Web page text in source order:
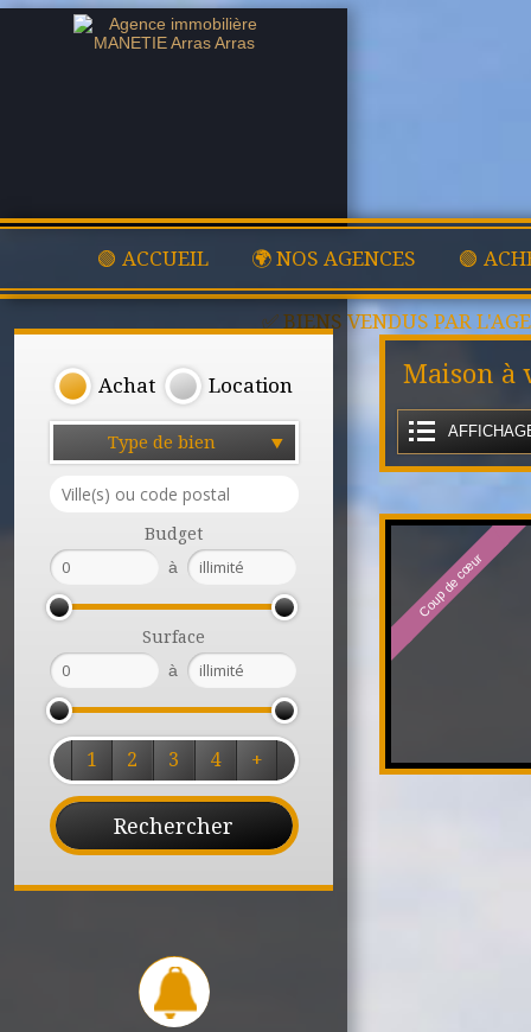
🟢 ACCUEIL 🌍 NOS AGENCES 🟢
✅ BIENS VENDUS PAR
Achat Location
Type de bien
Budget
à
Surface
à
1 2 3 4 +
Maison à
Coup de cœur